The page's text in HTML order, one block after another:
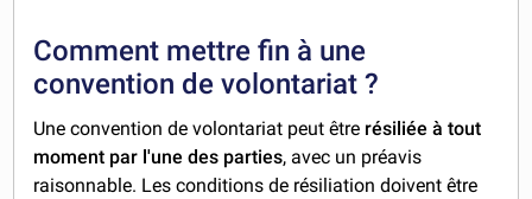
Comment mettre fin à une
convention de volontariat ?
Une convention de volontariat peut être résiliée à tout
moment par l'une des parties, avec un préavis
raisonnable. Les conditions de résiliation doivent être